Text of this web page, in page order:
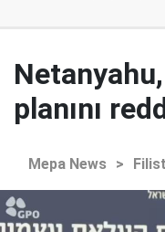
planını
Mepa News >